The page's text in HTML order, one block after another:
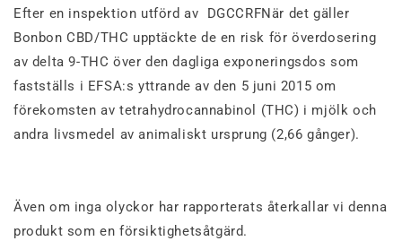
Efter en inspektion utförd av DGCCRFNär det gäller
Bonbon CBD/THC upptäckte de en risk för överdosering
av delta 9-THC över den dagliga exponeringsdos som
fastställs i EFSA:s yttrande av den 5 juni 2015 om
förekomsten av tetrahydrocannabinol (THC) i mjölk och
andra livsmedel av animaliskt ursprung (2,66 gånger).
Även om inga olyckor har rapporterats återkallar vi denna
produkt som en försiktighetsåtgärd.